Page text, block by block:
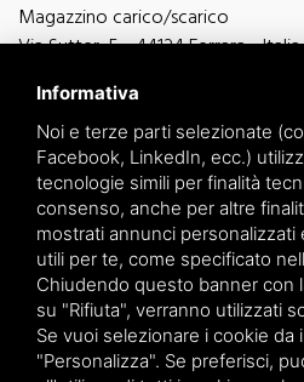
Magazzino carico/scarico
Via Sutter, 5 - 44124 Ferrara - Italia
Via Finati 4/L - 4/M - 44124 Ferrara
informazioni generiche
info@zucchini.it
ufficio commerciale
commerciale@zucchini.it
Informativa
Noi e terze parti selezionate
Facebook, LinkedIn, ecc.)
tecnologie simili per finalità
consenso, anche per altre
mostrati annunci personalizzati
utili per te, come specificato
Chiudendo questo banner con
su "Rifiuta", verranno utilizzati
Se vuoi selezionare i cookie da
"Personalizza". Se preferisci,